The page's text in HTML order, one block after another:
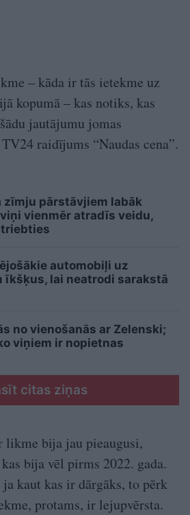
– kāda ir tās ietekme uz
kopumā – kas notiks, kas
jautājumu jomas
raidījums “Naudas cena”.
zīmju pārstāvjiem labāk
vienmēr atradīs veidu,
automobiļi uz
īkšķus, lai neatrodi sarakstā
no vienošanās ar Zelenski;
viņiem ir nopietnas
citas ziņas
likme bija jau pieaugusi,
bija vēl pirms 2022. gada.
kaut kas ir dārgāks, to pērk
protams, ir lejupvērsta.